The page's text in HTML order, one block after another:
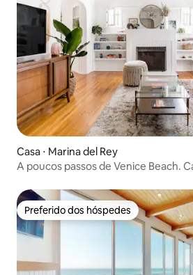
Casa ⋅ Marina del Rey
A poucos passos de Venice Beach.
Preferido dos hóspedes
Preferido dos hóspedes